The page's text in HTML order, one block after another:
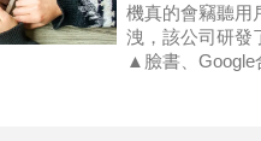
機真的會竊聽用
洩，該公司研發
▲臉書、Google